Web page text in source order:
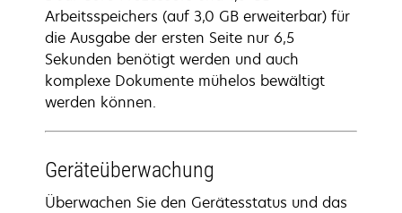
Arbeitsspeichers (auf 3,0 GB erweiterbar) für
die Ausgabe der ersten Seite nur 6,5
Sekunden benötigt werden und auch
komplexe Dokumente mühelos bewältigt
werden können.
Geräteüberwachung
Überwachen Sie den Gerätesstatus und das